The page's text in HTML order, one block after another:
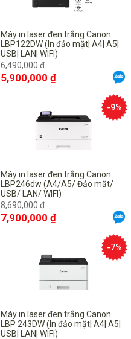
Máy in laser đen trắng Canon
LBP122DW (In đảo mặt| A4| A5|
USB| LAN| WIFI)
6,490,000 đ
5,900,000 ₫
Máy in laser đen trắng Canon
LBP246dw (A4/A5/ Đảo mặt/
USB/ LAN/ WIFI)
8,690,000 đ
7,900,000 ₫
-9%
Máy in laser đen trắng Canon
LBP 243DW (In đảo mặt| A4| A5|
USB| LAN| WIFI)
-7%